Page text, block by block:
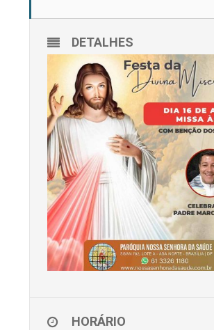
DETALHES
HORÁRIO